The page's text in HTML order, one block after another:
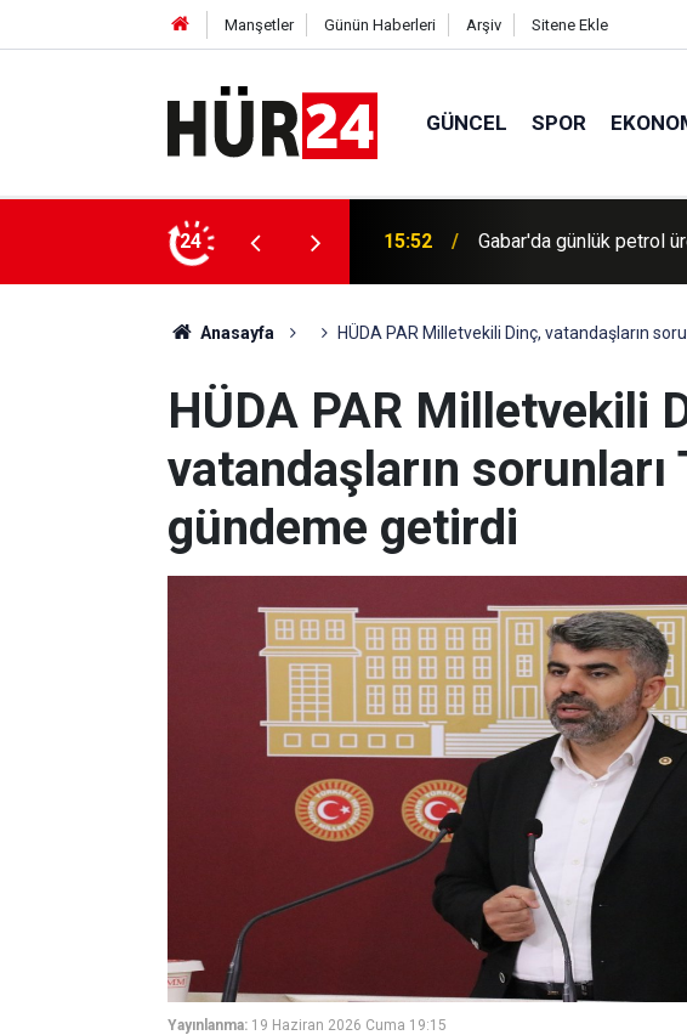
Manşetler Günün Haberleri Arşiv Sitene Ekle
GÜNCEL SPOR
24 15:46 Ağrı'da gençler tarih
Anasayfa HÜDA PAR Milletvekili Dinç, vatandaşların
HÜDA PAR Milletvekili
vatandaşların sorunları
gündeme getirdi
Yayınlanma: 19 Haziran 2026 Cuma 19:15